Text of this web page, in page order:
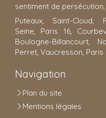
sentiment de persécution,
Puteaux, Saint-Cloud,
Seine, Paris 16,
Boulogne-Billancourt,
Perret, Vaucresson, Paris
Navigation
Plan du site
Mentions légales